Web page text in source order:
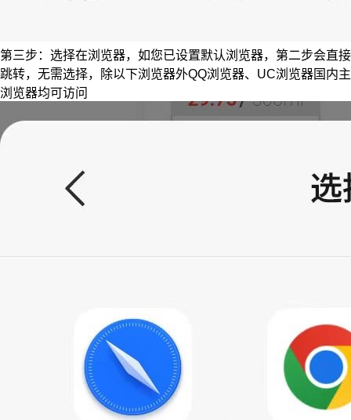
第三步：选择在浏览器，如您已设置默认浏览器，第二步会直接
跳转，无需选择，除以下浏览器外QQ浏览器、UC浏览器国内主
浏览器均可访问